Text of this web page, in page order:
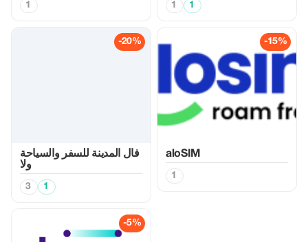
1 1 1
-20%
فال المدينة للسفر والسياحة
ولا
3 1
-15%
aloSIM
1
-5%